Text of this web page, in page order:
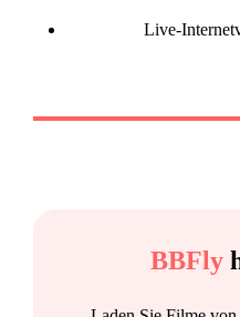
Live-
BBFly